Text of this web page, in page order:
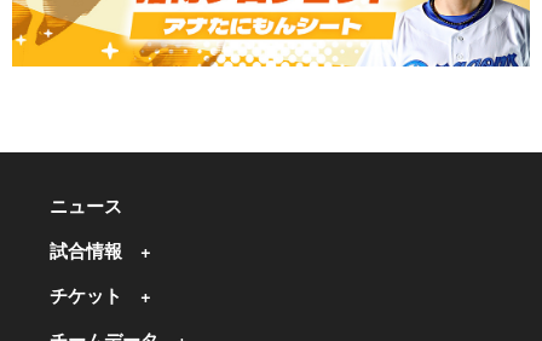
ニュース
試合情報
チケット